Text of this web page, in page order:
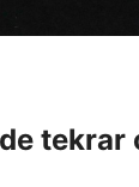
tekrar